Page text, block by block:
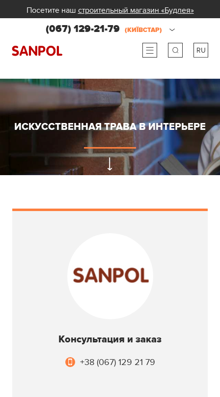
Посетите наш строительный магазин «Будлея»
(067) 129-21-79 (КИЇВСТАР)
RU
ua
ИСКУССТВЕННАЯ ТРАВА В ИНТЕРЬЕРЕ
Консультация и заказ
+38 (067) 129 21 79